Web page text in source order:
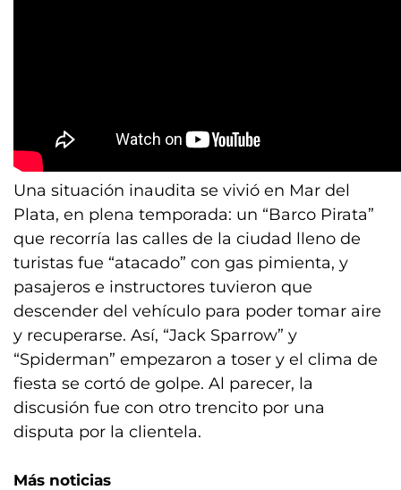
Una situación inaudita se vivió en Mar del
Plata, en plena temporada: un “Barco Pirata”
que recorría las calles de la ciudad lleno de
turistas fue “atacado” con gas pimienta, y
pasajeros e instructores tuvieron que
descender del vehículo para poder tomar aire
y recuperarse. Así, “Jack Sparrow” y
“Spiderman” empezaron a toser y el clima de
fiesta se cortó de golpe. Al parecer, la
discusión fue con otro trencito por una
disputa por la clientela.
Más noticias